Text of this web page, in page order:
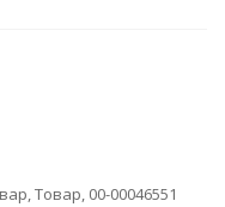
Товар, 00-00046551